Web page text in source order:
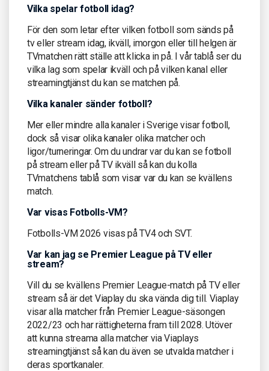
Vilka spelar fotboll idag?
För den som letar efter vilken fotboll som sänds på
tv eller stream idag, ikväll, imorgon eller till helgen är
TVmatchen rätt ställe att klicka in på. I vår tablå ser du
vilka lag som spelar ikväll och på vilken kanal eller
streamingtjänst du kan se matchen på.
Vilka kanaler sänder fotboll?
Mer eller mindre alla kanaler i Sverige visar fotboll,
dock så visar olika kanaler olika matcher och
ligor/turneringar. Om du undrar var du kan se fotboll
på stream eller på TV ikväll så kan du kolla
TVmatchens tablå som visar var du kan se kvällens
match.
Var visas Fotbolls-VM?
Fotbolls-VM 2026 visas på TV4 och SVT.
Var kan jag se Premier League på TV eller
stream?
Vill du se kvällens Premier League-match på TV eller
stream så är det Viaplay du ska vända dig till. Viaplay
visar alla matcher från Premier League-säsongen
2022/23 och har rättigheterna fram till 2028. Utöver
att kunna streama alla matcher via Viaplays
streamingtjänst så kan du även se utvalda matcher i
deras sportkanaler.